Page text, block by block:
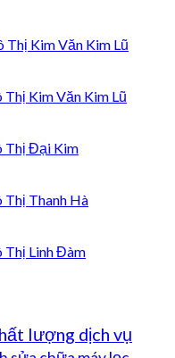
Kim Văn Kim Lũ
Kim Văn Kim Lũ
Thị Đại Kim
Thị Thanh Hà
Thị Linh Đàm
lượng dịch vụ